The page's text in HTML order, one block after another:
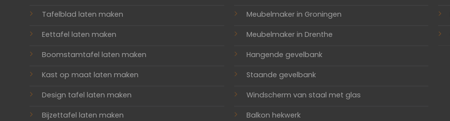
Tafelblad laten maken
Eettafel laten maken
Boomstamtafel laten maken
Kast op maat laten maken
Design tafel laten maken
Bijzettafel laten maken
Meubelmaker in Groningen
Meubelmaker in Drenthe
Hangende gevelbank
Staande gevelbank
Windscherm van staal met glas
Balkon hekwerk